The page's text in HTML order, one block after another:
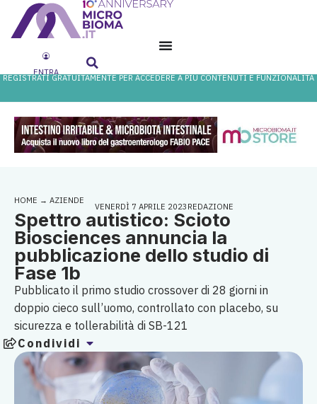
ENTRA
REGISTRATI GRATUITAMENTE PER ACCEDERE A PIÙ CONTENUTI E FUNZIONALITÀ
HOME → AZIENDE
VENERDÌ 7 APRILE 2023 REDAZIONE
Spettro autistico: Scioto
Biosciences annuncia la
pubblicazione dello studio di
Fase 1b
Pubblicato il primo studio crossover di 28 giorni in
doppio cieco sull’uomo, controllato con placebo, su
sicurezza e tollerabilità di SB-121
Condividi